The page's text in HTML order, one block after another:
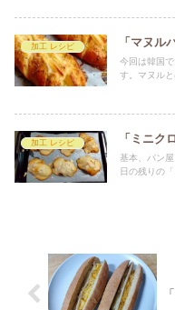
加工 レシピ 「マヌル
今回は韓国
す。マヌル
加工 レシピ 「ミニク
基本、パン
日の残りの